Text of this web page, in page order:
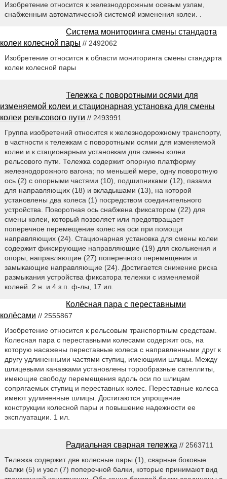
Изобретение относится к железнодорожным осевым узлам,
снабженным автоматической системой изменения колеи. .
Система мониторинга смены стандарта
колеи колесной пары // 2492062
Изобретение относится к области мониторинга смены стандарта
колеи колесной пары
Тележка с поворотными осями для
изменяемой колеи и стационарная установка для смены
колеи рельсового пути // 2493991
Группа изобретений относится к железнодорожному транспорту,
в частности к тележкам с поворотными осями для изменяемой
колеи и к стационарным установкам для смены колеи
рельсового пути. Тележка содержит опорную платформу
железнодорожного вагона; по меньшей мере, одну поворотную
ось (2) с опорными частями (10), подшипниками (12), пазами
для направляющих (18) и вкладышами (13), на которой
установлены два колеса (1) посредством соединительного
устройства. Поворотная ось снабжена фиксатором (22) для
смены колеи, который позволяет или предотвращает
поперечное перемещение колес на оси при помощи
направляющих (24). Стационарная установка для смены колеи
содержит фиксирующие направляющие (19) для скольжения и
опоры, направляющие (27) поперечного перемещения и
замыкающие направляющие (24). Достигается снижение риска
размыкания устройства фиксатора тележки с изменяемой
колеей. 2 н. и 4 з.п. ф-лы, 17 ил.
Колёсная пара с переставными
колёсами // 2555867
Изобретение относится к рельсовым транспортным средствам.
Колесная пара с переставными колесами содержит ось, на
которую насажены переставные колеса с направленными друг к
другу удлиненными частями ступиц, имеющими шлицы. Между
шлицевыми канавками установлены торообразные сателлиты,
имеющие свободу перемещения вдоль оси по шлицам
сопрягаемых ступиц и переставных колес. Переставные колеса
имеют удлиненные шлицы. Достигаются упрощение
конструкции колесной пары и повышение надежности ее
эксплуатации. 1 ил.
Радиальная сварная тележка // 2563711
Тележка содержит две колесные пары (1), сварные боковые
балки (5) и узел (7) поперечной балки, которые принимают вид